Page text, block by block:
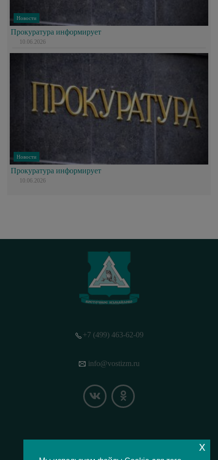
Новости
Прокуратура информирует
10.06.2026
Новости
Прокуратура информирует
10.06.2026
+7 (499) 463-62-09
info@vostizm.ru
x